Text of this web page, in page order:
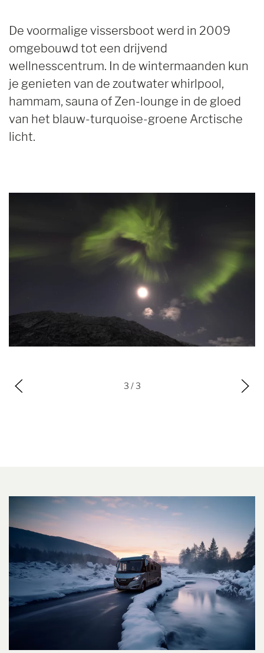
De voormalige vissersboot werd in 2009
omgebouwd tot een drijvend
wellnesscentrum. In de wintermaanden kun
je genieten van de zoutwater whirlpool,
hammam, sauna of Zen-lounge in de gloed
van het blauw-turquoise-groene Arctische
licht.
3 / 3